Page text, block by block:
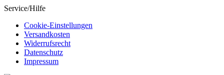
Service/Hilfe
Cookie-Einstellungen
Versandkosten
Widerrufsrecht
Datenschutz
Impressum